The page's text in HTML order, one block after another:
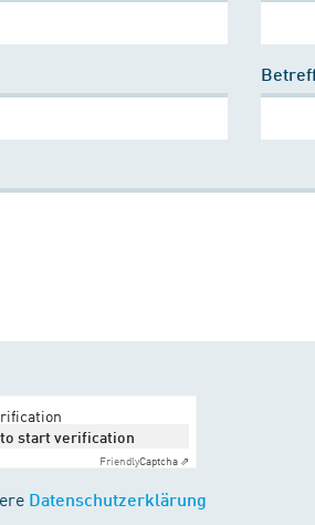
start verification
FriendlyCaptcha ⇗
Datenschutzerklärung